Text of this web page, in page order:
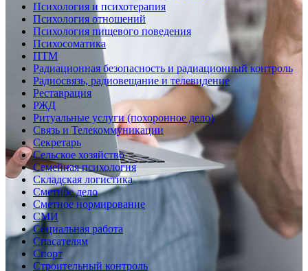
Психология и психотерапия
Психология отношений
Психология пищевого поведения
Психосоматика
ПТМ
Радиационная безопасность и радиационный контроль
Радиосвязь, радиовещание и телевидение
Реставрация
РЖД
Ритуальные услуги (похоронное дело)
Связь и Телекоммуникации
Секретарь
Сельское хозяйство
Семейная психология
Складская логистика
Сметное дело
Сметное нормирование
СМИ
Социальная работа
Спасателям
Спорт
Строительный контроль